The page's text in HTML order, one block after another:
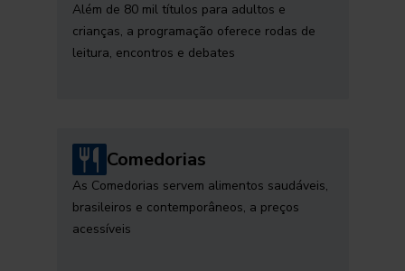
Além de 80 mil títulos para adultos e
crianças, a programação oferece rodas de
leitura, encontros e debates
Comedorias
As Comedorias servem alimentos saudáveis,
brasileiros e contemporâneos, a preços
acessíveis